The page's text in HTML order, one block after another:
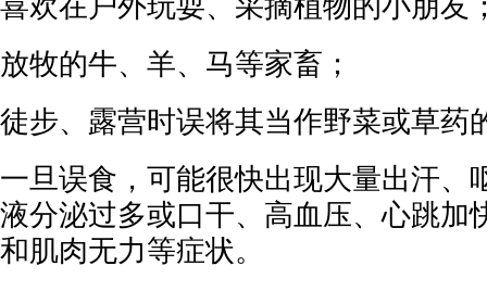
喜欢在户外玩耍、采摘植物的小朋友
放牧的牛、羊、马等家畜；
徒步、露营时误将其当作野菜或草药
一旦误食，可能很快出现大量出汗、
液分泌过多或口干、高血压、心跳加
和肌肉无力等症状。